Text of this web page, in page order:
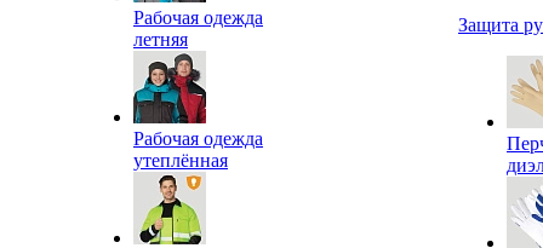
Рабочая одежда
летняя
Рабочая одежда
утеплённая
Защита